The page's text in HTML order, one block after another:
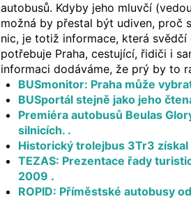
autobusů. Kdyby jeho mluvčí
možná by přestal být udiven, proč
nic, je totiž informace, která
potřebuje Praha, cestující, řidiči i
informaci dodáváme, že prý by to
BUSmonitor: Praha může
BUSportál stejně jako jeho
Premiéra autobusů Beulas
silnicích. .
Historický trolejbus 3Tr3
TEZAS: Prezentace řady
2009 .
ROPID: Příměstské autobusy